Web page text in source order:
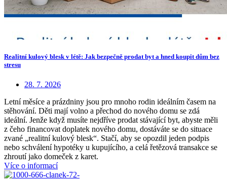
Realitní kulový blesk v létě: Jak bezpečně prodat byt a hned koupit dům bez
stresu
28. 7. 2026
Letní měsíce a prázdniny jsou pro mnoho rodin ideálním časem na
stěhování. Děti mají volno a přechod do nového domu se zdá
ideální. Jenže když musíte nejdříve prodat stávající byt, abyste měli
z čeho financovat doplatek nového domu, dostáváte se do situace
zvané „realitní kulový blesk“. Stačí, aby se opozdil jeden podpis
nebo schválení hypotéky u kupujícího, a celá řetězová transakce se
zhroutí jako domeček z karet.
Více o informací